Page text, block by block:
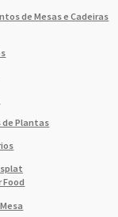
de Mesas e Cadeiras
de Plantas
Food